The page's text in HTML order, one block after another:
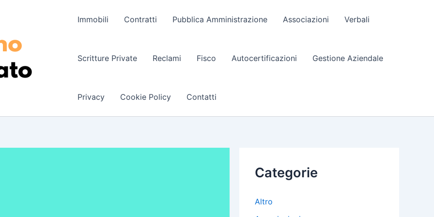
Immobili Contratti Pubblica Amministrazione Associazioni Verbali
Scritture Private Reclami Fisco Autocertificazioni Gestione Aziendale
Privacy Cookie Policy Contatti
Categorie
Altro